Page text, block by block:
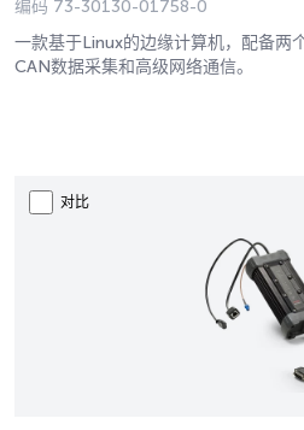
编码 73-30130-01758-0
一款基于Linux的边缘计算机，配备两
CAN数据采集和高级网络通信。
对比